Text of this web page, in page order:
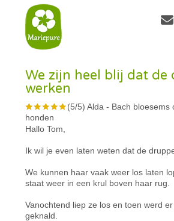
We zijn heel blij dat de
werken
(5/5)Alda - Bach bloesems
honden
Hallo Tom,
Ik wil je even laten weten dat de
We kunnen haar vaak weer los laten
staat weer in een krul boven haar rug.
Vanochtend liep ze los en toen werd
geknald.